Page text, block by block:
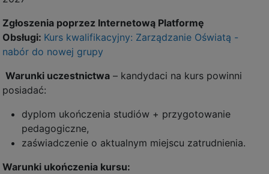
Zgłoszenia poprzez Internetową Platformę
Obsługi: Kurs kwalifikacyjny: Zarządzanie Oświatą -
nabór do nowej grupy
Warunki uczestnictwa – kandydaci na kurs powinni
posiadać:
dyplom ukończenia studiów + przygotowanie
pedagogiczne,
zaświadczenie o aktualnym miejscu zatrudnienia.
Warunki ukończenia kursu: